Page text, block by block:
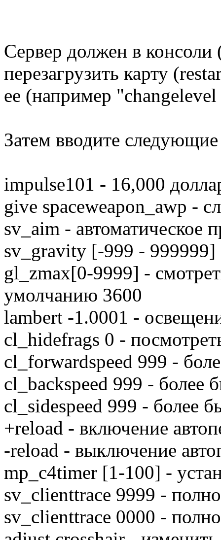
Сервер должен в консоли
перезагрузить карту
ее (например
Затем вводите
impulse101 - 16,000
give spaceweapon_awp -
sv_aim - автоматическое
sv_gravity [-999 - 999999]
gl_zmax[0-9999] -
умолчанию 3600
lambert -1.0001 -
cl_hidefrags 0 -
cl_forwardspeed 999 -
сl_backspeed 999 - более
сl_sidespeed 999 - более
+reload - включение
-reload - выключение
mp_c4timer [1-100] -
sv_clienttrace 9999 -
sv_clienttrace 0000 -